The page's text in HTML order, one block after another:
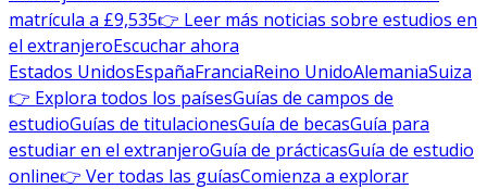
matrícula a £9,535👉 Leer más noticias sobre estudios en
el extranjeroEscuchar ahora
Estados UnidosEspañaFranciaReino UnidoAlemaniaSuiza
👉 Explora todos los paísesGuías de campos de
estudioGuías de titulacionesGuía de becasGuía para
estudiar en el extranjeroGuía de prácticasGuía de estudio
online👉 Ver todas las guíasComienza a explorar